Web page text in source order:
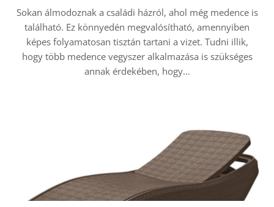
Sokan álmodoznak a családi házról, ahol még medence is
található. Ez könnyedén megvalósítható, amennyiben
képes folyamatosan tisztán tartani a vizet. Tudni illik,
hogy több medence vegyszer alkalmazása is szükséges
annak érdekében, hogy…